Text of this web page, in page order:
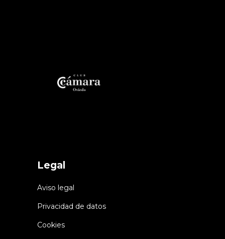
Legal
Aviso legal
Privacidad de datos
Cookies